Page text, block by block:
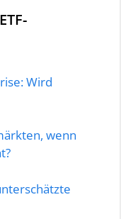
Wird
wenn